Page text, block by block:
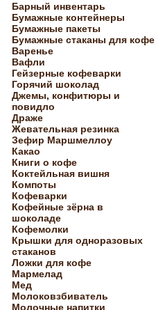
Барный инвентарь
Бумажные контейнеры
Бумажные пакеты
Бумажные стаканы для кофе
Варенье
Вафли
Гейзерные кофеварки
Горячий шоколад
Джемы, конфитюры и
повидло
Драже
Жевательная резинка
Зефир Маршмеллоу
Какао
Книги о кофе
Коктейльная вишня
Компоты
Кофеварки
Кофейные зёрна в
шоколаде
Кофемолки
Крышки для одноразовых
стаканов
Ложки для кофе
Мармелад
Мед
Молоковзбиватель
Молочные напитки